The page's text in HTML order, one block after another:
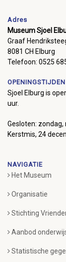
Adres
Museum Sjoel
Graaf
8081 CH Elburg
Telefoon: 0525
OPENINGSTIJDEN
Sjoel Elburg is
uur.
Gesloten: zondag,
Kerstmis, 24
NAVIGATIE
Het Museum
Organisatie
Stichting
Aanbod
Statistische